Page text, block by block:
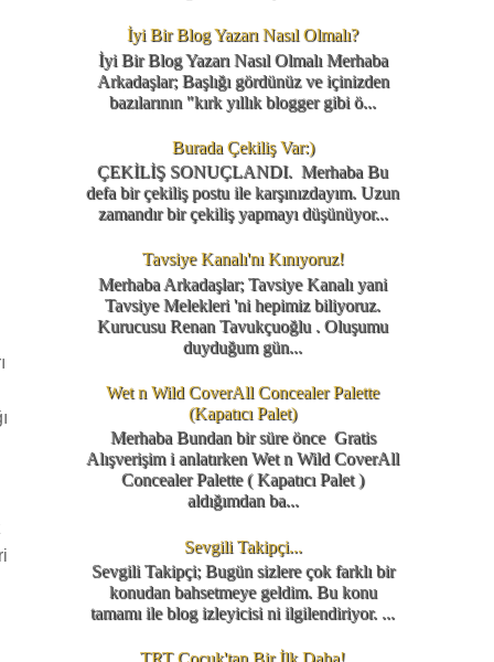
İyi Bir Blog Yazarı Nasıl Olmalı?
İyi Bir Blog Yazarı Nasıl Olmalı Merhaba
Arkadaşlar; Başlığı gördünüz ve içinizden
bazılarının "kırk yıllık blogger gibi ö...
Burada Çekiliş Var:)
ÇEKİLİŞ SONUÇLANDI. Merhaba Bu
defa bir çekiliş postu ile karşınızdayım. Uzun
zamandır bir çekiliş yapmayı düşünüyor...
Tavsiye Kanalı'nı Kınıyoruz!
Merhaba Arkadaşlar; Tavsiye Kanalı yani
Tavsiye Melekleri 'ni hepimiz biliyoruz.
Kurucusu Renan Tavukçuoğlu . Oluşumu
duyduğum gün...
Wet n Wild CoverAll Concealer Palette
(Kapatıcı Palet)
Merhaba Bundan bir süre önce Gratis
Alışverişim i anlatırken Wet n Wild CoverAll
Concealer Palette ( Kapatıcı Palet )
aldığımdan ba...
Sevgili Takipçi...
Sevgili Takipçi; Bugün sizlere çok farklı bir
konudan bahsetmeye geldim. Bu konu
tamamı ile blog izleyicisi ni ilgilendiriyor. ...